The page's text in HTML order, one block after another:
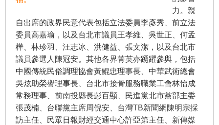
力。親
自出席的政界民意代表包括立法委員李彥秀、前立法
委員高嘉瑜，以及台北市議員王孝維、吳世正、何孟
樺、林珍羽、汪志冰、洪健益、張文潔，以及台北市
議員參選人陳冠安。其他各界菁英亦踴躍參與，包括
中國傳統民俗調理協會黃鯤忠理事長、中華武術總會
吳炫助榮譽理事長、台北市接骨服務職業工會林怡成
常務理事、前南投縣長彭百顯、民進黨北市黨部主委
張茂楠、台聯黨主席周倪安、台灣TB新聞網陳明宗採
訪主任、民眾日報財經交通中心許亞第主任、新傳媒